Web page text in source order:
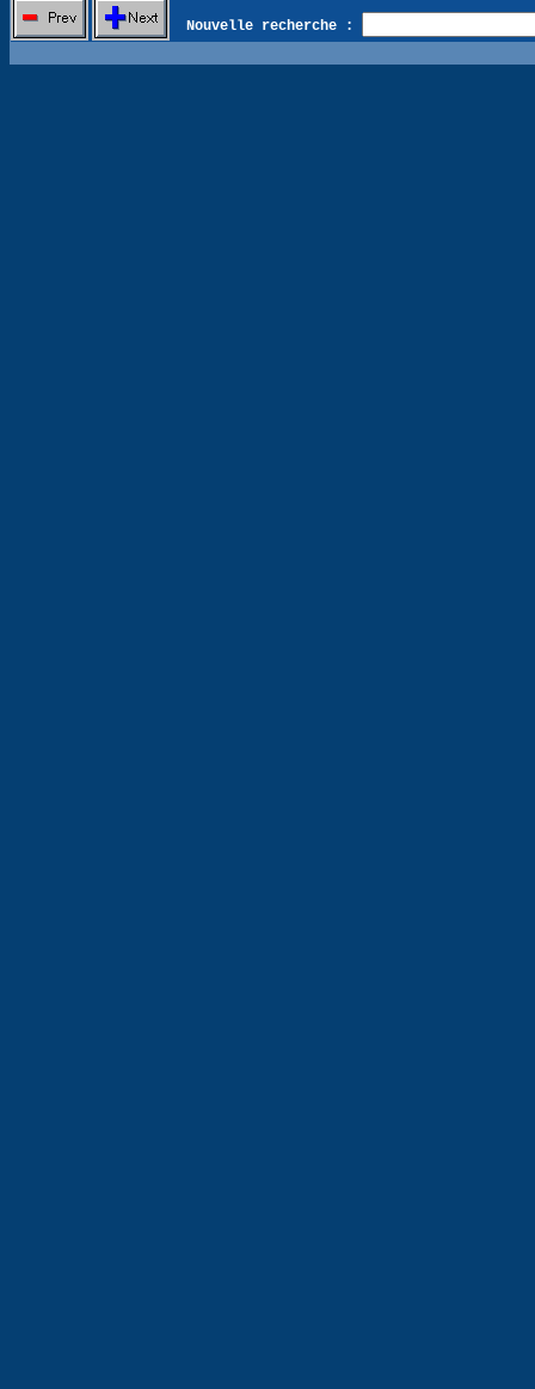
Nouvelle recherche :